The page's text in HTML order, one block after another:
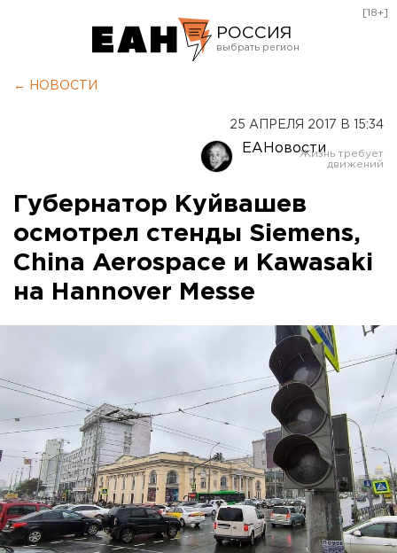
РОССИЯ
Оренбург
[18+]
← НОВОСТИ
25 АПРЕЛЯ 2017 В 15:34
ЕАНовости
Губернатор Куйвашев
осмотрел стенды Siemens,
China Aerospace и Kawasaki
на Hannover Messe